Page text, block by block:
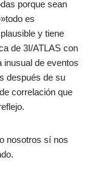
porque sean
es
y tiene
de 3I/ATLAS con
inusual de eventos
después de su
correlación que
nosotros sí nos